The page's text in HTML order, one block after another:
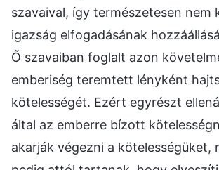
szavaival, így természetesen nem
igazság elfogadásának
Ő szavaiban foglalt azon
emberiség teremtett lényként
kötelességét. Ezért egyrészt
által az emberre bízott
akarják végezni a kötelességüket,